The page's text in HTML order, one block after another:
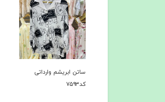
ساتن ابریشم وارداتی
کد۷۵۹۳